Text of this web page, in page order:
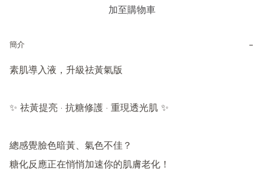
加至購物車
簡介 −
素肌導入液，升級祛黃氣版
✨ 祛黃提亮 · 抗糖修護 · 重現透光肌 ✨
總感覺臉色暗黃、氣色不佳？
糖化反應正在悄悄加速你的肌膚老化！